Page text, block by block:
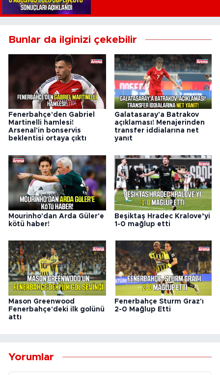
Bunlar da ilginizi çekebilir
Fenerbahçe'den Gabriel
Martinelli hamlesi!
Arsenal'in bonservis
beklentisi ortaya çıktı
Galatasaray'a Batrakov
açıklaması! Menajerinden
transfer iddialarına net
yanıt
Mourinho'dan Arda Güler'e
kötü haber!
Beşiktaş Hradec Kralove’yi
1-0 mağlup etti
Mason Greenwood
Fenerbahçe'deki ilk golünü
attı
Fenerbahçe Sturm Graz'ı
2-0 Mağlup Etti
Yorumlar